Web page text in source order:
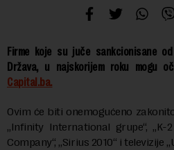
Firme koje su juče sankcionisane
Država, u najskorijem roku mogu
Capital.ba.
Ovim će biti onemogućeno
„Infinity International grupe“, „K-
Company“, „Sirius 2010“ i televizije